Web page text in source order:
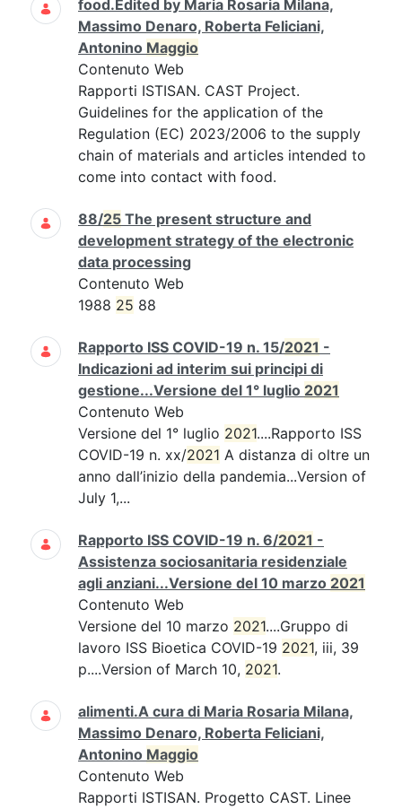
food.Edited by Maria Rosaria Milana,
Massimo Denaro, Roberta Feliciani,
Antonino Maggio
Contenuto Web
Rapporti ISTISAN. CAST Project.
Guidelines for the application of the
Regulation (EC) 2023/2006 to the supply
chain of materials and articles intended to
come into contact with food.
88/25 The present structure and
development strategy of the electronic
data processing
Contenuto Web
1988 25 88
Rapporto ISS COVID-19 n. 15/2021 -
Indicazioni ad interim sui principi di
gestione...Versione del 1° luglio 2021
Contenuto Web
Versione del 1° luglio 2021....Rapporto ISS
COVID-19 n. xx/2021 A distanza di oltre un
anno dall’inizio della pandemia...Version of
July 1,...
Rapporto ISS COVID-19 n. 6/2021 -
Assistenza sociosanitaria residenziale
agli anziani...Versione del 10 marzo 2021
Contenuto Web
Versione del 10 marzo 2021....Gruppo di
lavoro ISS Bioetica COVID-19 2021, iii, 39
p....Version of March 10, 2021.
alimenti.A cura di Maria Rosaria Milana,
Massimo Denaro, Roberta Feliciani,
Antonino Maggio
Contenuto Web
Rapporti ISTISAN. Progetto CAST. Linee